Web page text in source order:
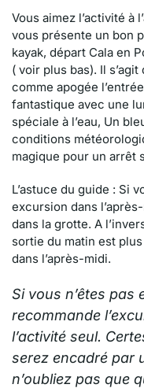
Vous aimez l’activité à
vous présente un bon
kayak, départ Cala en
( voir plus bas). Il
comme apogée
fantastique avec une
spéciale à l’eau, Un
conditions
magique pour un arrêt
L’astuce du guide : Si
excursion dans
dans la grotte. A
sortie du matin est
dans l’après-midi.
Si vous n’êtes pas
recommande
l’activité seul.
serez encadré par
n’oubliez pas que